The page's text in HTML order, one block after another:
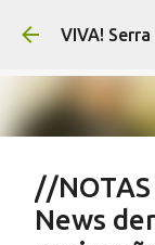
VIVA! Serra
//NOTAS
News